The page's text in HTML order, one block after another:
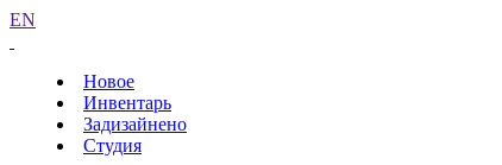
EN
Новое
Инвентарь
Задизайнено
Студия